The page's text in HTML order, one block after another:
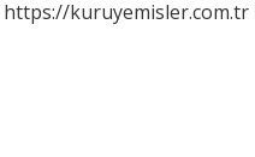
https://kuruyemisler.com.tr